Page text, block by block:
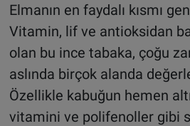
Elmanın en faydalı kısmı
Vitamin, lif ve antioksidan
olan bu ince tabaka, çoğu
aslında birçok alanda
Özellikle kabuğun hemen
vitamini ve polifenoller gibi